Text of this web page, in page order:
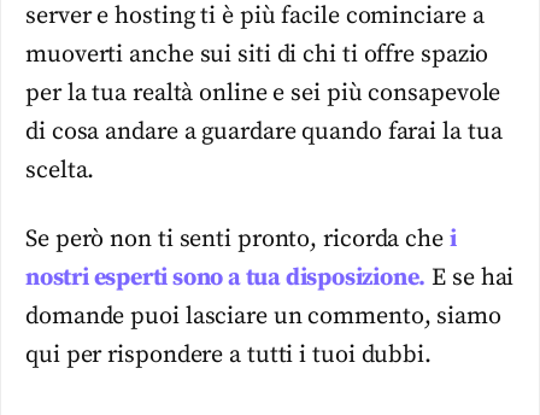
server e hosting ti è più facile cominciare a
muoverti anche sui siti di chi ti offre spazio
per la tua realtà online e sei più consapevole
di cosa andare a guardare quando farai la tua
scelta.
Se però non ti senti pronto, ricorda che i
nostri esperti sono a tua disposizione. E se hai
domande puoi lasciare un commento, siamo
qui per rispondere a tutti i tuoi dubbi.